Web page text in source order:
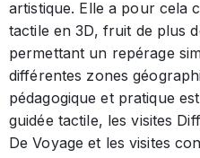
artistique. Elle a pour cela
tactile en 3D, fruit de plus
permettant un repérage
différentes zones
pédagogique et pratique
guidée tactile, les visites
De Voyage et les visites